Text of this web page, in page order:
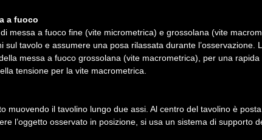
a fuoco
messa a fuoco fine (vite micrometrica) e grossolana (vite
sul tavolo e assumere una posa rilassata durante
messa a fuoco grossolana (vite macrometrica), per una
tensione per la vite macrometrica.
muovendo il tavolino lungo due assi. Al centro del tavolino è
l’oggetto osservato in posizione, si usa un sistema di supporto